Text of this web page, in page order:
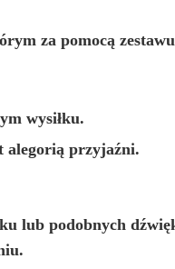
za pomocą
wysiłku.
alegorią przyjaźni.
lub podobnych